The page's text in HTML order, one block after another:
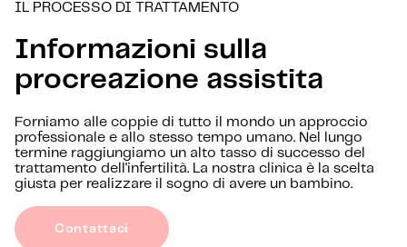
IL PROCESSO DI TRATTAMENTO
Informazioni sulla
procreazione assistita
Forniamo alle coppie di tutto il mondo un approccio
professionale e allo stesso tempo umano. Nel lungo
termine raggiungiamo un alto tasso di successo del
trattamento dell'infertilità. La nostra clinica è la scelta
giusta per realizzare il sogno di avere un bambino.
Contattaci